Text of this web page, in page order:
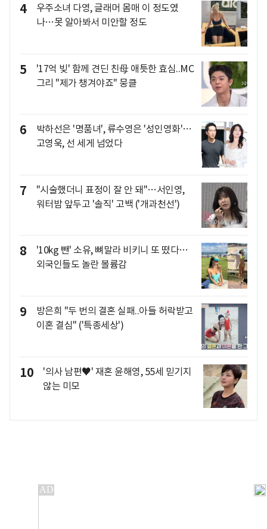
4
우주소녀 다영, 글래머 몸매 이 정도였
나…못 알아봐서 미안할 정도
5
'17억 빚' 함께 견딘 친母 애틋한 효심..MC
그리 "제가 챙겨야죠" 뭉클
6
박하선은 '명품녀', 류수영은 '성인영화'…
고영욱, 선 세게 넘었다
7
"시술했더니 표정이 잘 안 돼"…서인영,
워터밤 앞두고 '솔직' 고백 ('개과천선')
8
'10kg 뺀' 소유, 뼈말라 비키니 또 떴다…
외국인들도 놀란 볼륨감
9
방은희 "두 번의 결혼 실패..아들 허락받고
이혼 결심" ('특종세상')
10
'의사 남편♥' 재혼 윤해영, 55세 믿기지
않는 미모